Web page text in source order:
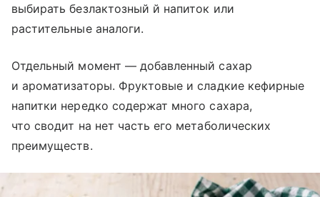
выбирать безлактозный й напиток или
растительные аналоги.
Отдельный момент — добавленный сахар
и ароматизаторы. Фруктовые и сладкие кефирные
напитки нередко содержат много сахара,
что сводит на нет часть его метаболических
преимуществ.